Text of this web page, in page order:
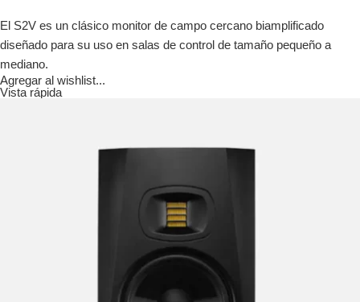
El S2V es un clásico monitor de campo cercano biamplificado
diseñado para su uso en salas de control de tamaño pequeño a
mediano.
Agregar al wishlist...
Vista rápida